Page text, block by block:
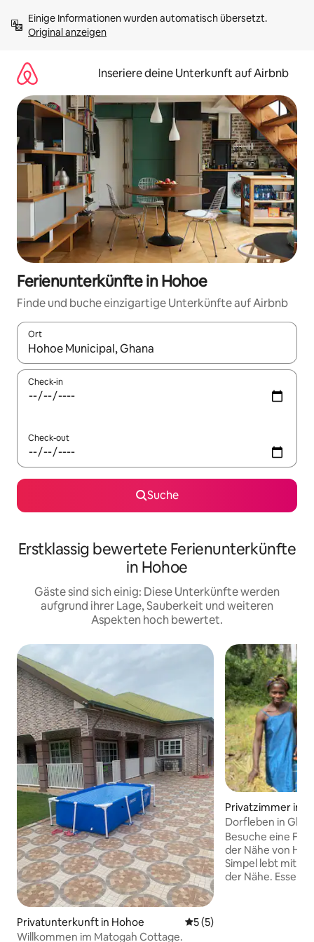
Inhalten
springenOriginal anzeigen
Inseriere deine Unterkunft auf Airbnb
Ferienunterkünfte in Hohoe
Finde und buche einzigartige Unterkünfte auf Airbnb
Ort
Wenn Ergebnisse verfügbar sind, navigiere mit den
Check-in
Check-out
Suche
Erstklassig bewertete Ferienunterkünfte
in Hohoe
Gäste sind sich einig: Diese Unterkünfte werden
aufgrund ihrer Lage, Sauberkeit und weiteren
Aspekten hoch bewertet.
Privatunterkunft in Hohoe Durchschnittliche
5 (5)
Willkommen im Matogah Cottage.
Privatzimmer in
Dorfleben in
Besuche eine
der Nähe von
Simpel lebt mit
der Nähe. Essen